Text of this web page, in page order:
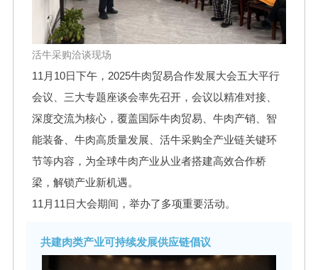
活牛采购洽谈现场
11月10日下午，2025牛肉贸易合作发展大会五大平行
会议、三大专题座谈会率先召开，会议以精准对接、
深度交流为核心，覆盖国际牛肉贸易、牛肉产销、智
能装备、牛肉高质量发展、活牛采购全产业链关键环
节等内容，为全球牛肉产业从业者搭建高效合作桥
梁，解锁产业新机遇。
11月11日大会期间，举办了多项重要活动。
共建肉类产业可持续发展供应链倡议